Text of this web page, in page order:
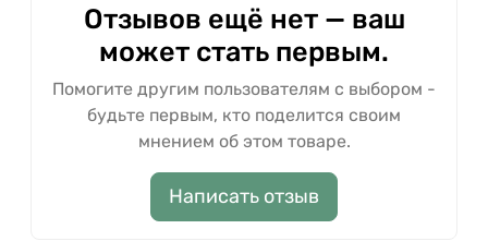
Отзывов ещё нет — ваш
может стать первым.
Помогите другим пользователям с выбором -
будьте первым, кто поделится своим
мнением об этом товаре.
Написать отзыв